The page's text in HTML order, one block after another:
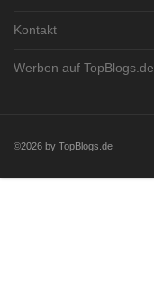
Kontakt
Werben auf TopBlogs.de
©2026 by TopBlogs.de